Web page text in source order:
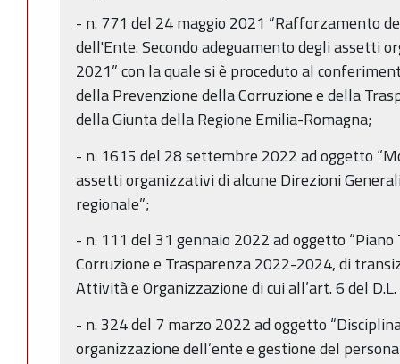
- n. 771 del 24 maggio 2021 “Rafforzamento
dell'Ente. Secondo adeguamento degli assetti
2021” con la quale si è proceduto al
della Prevenzione della Corruzione e della
della Giunta della Regione Emilia-Romagna;
- n. 1615 del 28 settembre 2022 ad oggetto
assetti organizzativi di alcune Direzioni
regionale”;
- n. 111 del 31 gennaio 2022 ad oggetto
Corruzione e Trasparenza 2022-2024, di
Attività e Organizzazione di cui all’art. 6 del
- n. 324 del 7 marzo 2022 ad oggetto
organizzazione dell’ente e gestione del